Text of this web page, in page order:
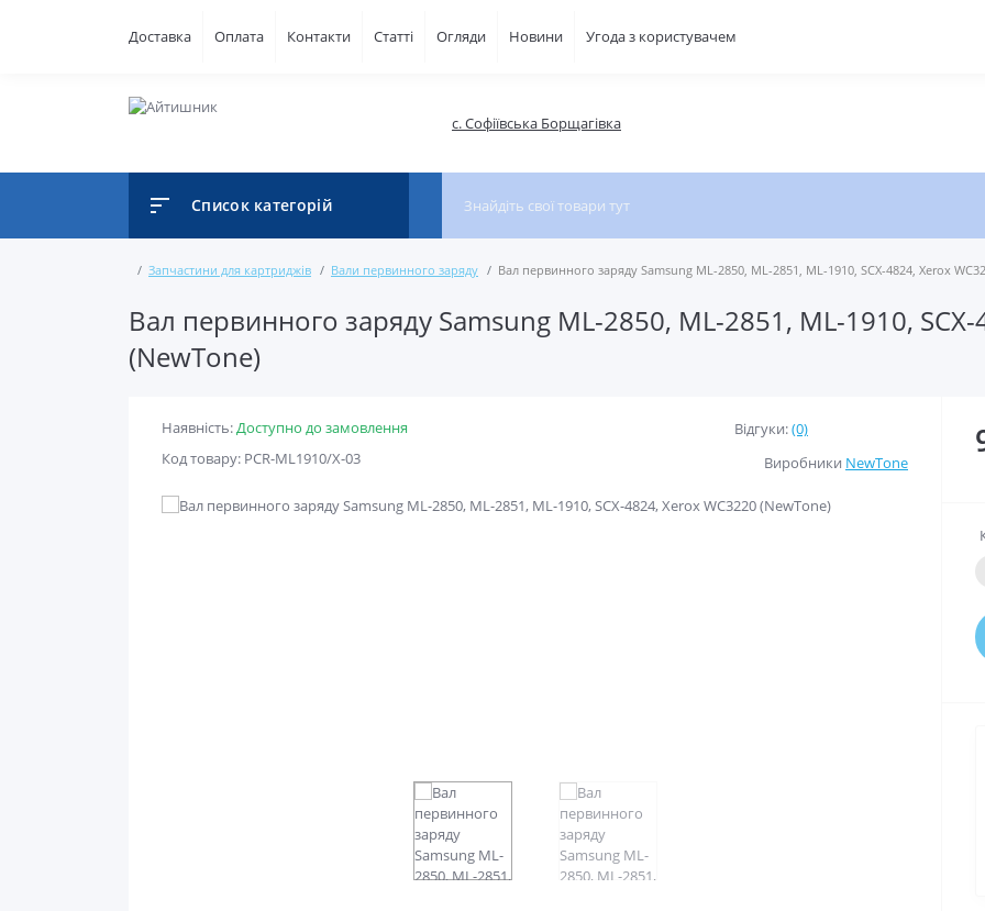
Доставка Оплата Контакти Статті Огляди Новини Угода з користувачем
с. Софіївська Борщагівка
Список категорій
Запчастини для картриджів Вали первинного заряду Вал первинного заряду Samsung ML-2850, ML-2851, ML-1910, SCX-4824, Xerox
Вал первинного заряду Samsung ML-2850, ML-2851, ML-1910,
(NewTone)
Наявність:Доступно до замовлення
Код товару: PCR-ML1910/X-03
Відгуки:(0)
Виробники NewTone